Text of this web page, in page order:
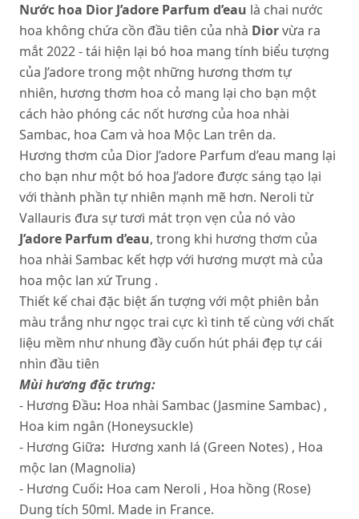
Nước hoa Dior J’adore Parfum d’eau là chai nước
hoa không chứa cồn đầu tiên của nhà Diorvừa ra
mắt 2022 - tái hiện lại bó hoa mang tính biểu tượng
của J’adore trong một những hương thơm tự
nhiên, hương thơm hoa cỏ mang lại cho bạn một
cách hào phóng các nốt hương của hoa nhài
Sambac, hoa Cam và hoa Mộc Lan trên da.
Hương thơm của Dior J’adore Parfum d’eau mang lại
cho bạn như một bó hoa J’adore được sáng tạo lại
với thành phần tự nhiên mạnh mẽ hơn. Neroli từ
Vallauris đưa sự tươi mát trọn vẹn của nó vào
J’adore Parfum d’eau, trong khi hương thơm của
hoa nhài Sambac kết hợp với hương mượt mà của
hoa mộc lan xứ Trung .
Thiết kế chai đặc biệt ấn tượng với một phiên bản
màu trắng như ngọc trai cực kì tinh tế cùng với chất
liệu mềm như nhung đầy cuốn hút phái đẹp tự cái
nhìn đầu tiên
Mùi hương đặc trưng:
- Hương Đầu: Hoa nhài Sambac (Jasmine Sambac) ,
Hoa kim ngân (Honeysuckle)
- Hương Giữa: Hương xanh lá (Green Notes) , Hoa
mộc lan (Magnolia)
- Hương Cuối: Hoa cam Neroli , Hoa hồng (Rose)
Dung tích 50ml. Made in France.